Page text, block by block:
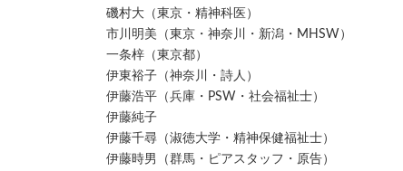
磯村大（東京・精神科医）
市川明美（東京・神奈川・新潟・MHSW）
一条梓（東京都）
伊東裕子（神奈川・詩人）
伊藤浩平（兵庫・PSW・社会福祉士）
伊藤純子
伊藤千尋（淑徳大学・精神保健福祉士）
伊藤時男（群馬・ピアスタッフ・原告）